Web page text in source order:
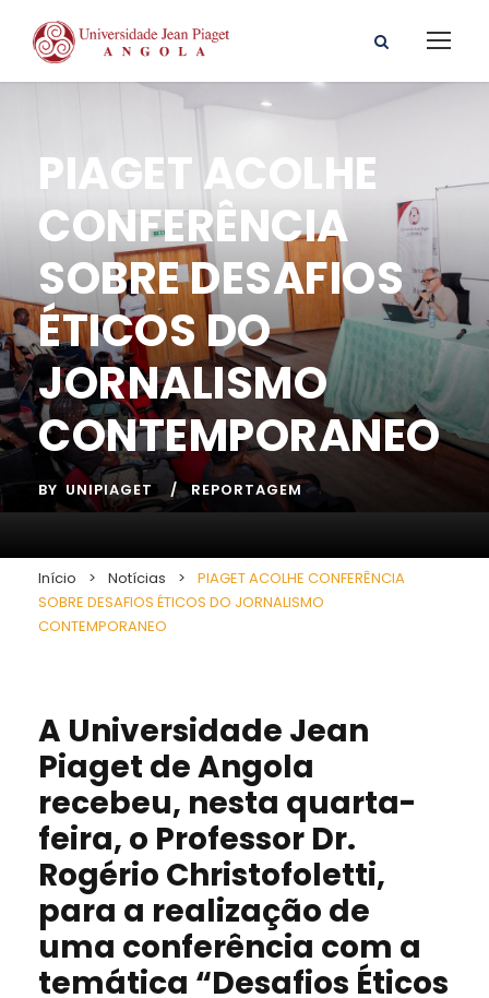
PIAGET ACOLHE
CONFERÊNCIA
SOBRE DESAFIOS
ÉTICOS DO
JORNALISMO
CONTEMPORANEO
BY UNIPIAGET REPORTAGEM
Início > Notícias >
PIAGET ACOLHE CONFERÊNCIA
SOBRE DESAFIOS ÉTICOS DO JORNALISMO
CONTEMPORANEO
A Universidade Jean
Piaget de Angola
recebeu, nesta quarta-
feira, o Professor Dr.
Rogério Christofoletti,
para a realização de
uma conferência com a
temática “Desafios Éticos